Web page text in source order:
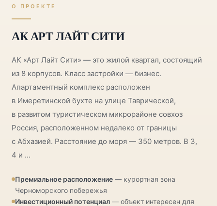
О ПРОЕКТЕ
АК АРТ ЛАЙТ СИТИ
АК «Арт Лайт Сити» — это жилой квартал, состоящий
из 8 корпусов. Класс застройки — бизнес.
Апартаментный комплекс расположен
в Имеретинской бухте на улице Таврической,
в развитом туристическом микрорайоне совхоз
Россия, расположенном недалеко от границы
с Абхазией. Расстояние до моря — 350 метров. В 3,
4 и ...
Премиальное расположение — курортная зона
Черноморского побережья
Инвестиционный потенциал — объект интересен для